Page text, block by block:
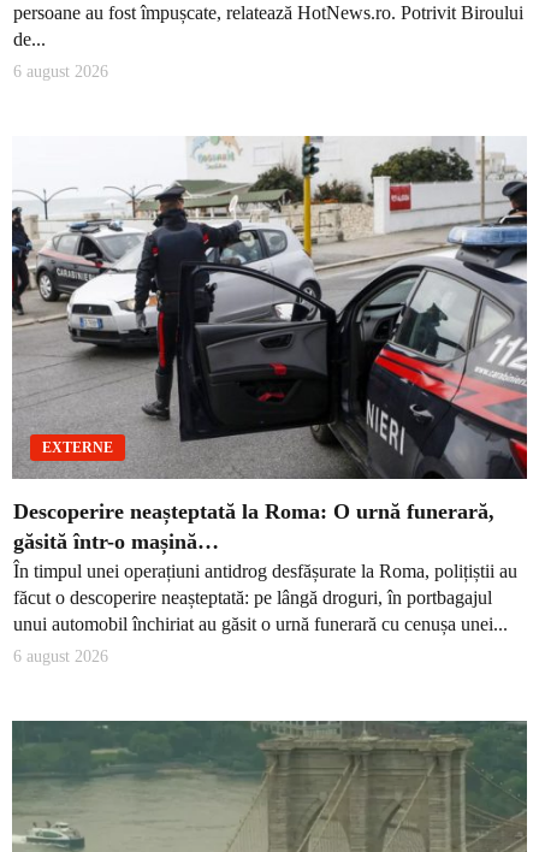
persoane au fost împușcate, relatează HotNews.ro. Potrivit Biroului
de...
6 august 2026
EXTERNE
Descoperire neașteptată la Roma: O urnă funerară,
găsită într-o mașină…
În timpul unei operațiuni antidrog desfășurate la Roma, polițiștii au
făcut o descoperire neașteptată: pe lângă droguri, în portbagajul
unui automobil închiriat au găsit o urnă funerară cu cenușa unei...
6 august 2026